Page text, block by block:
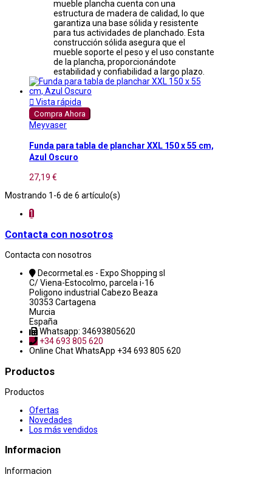
mueble plancha cuenta con una
estructura de madera de calidad, lo que
garantiza una base sólida y resistente
para tus actividades de planchado. Esta
construcción sólida asegura que el
mueble soporte el peso y el uso constante
de la plancha, proporcionándote
estabilidad y confiabilidad a largo plazo.
 Vista rápida
Compra Ahora
Meyvaser
Funda para tabla de planchar XXL 150 x 55 cm,
Azul Oscuro
27,19 €
Mostrando 1-6 de 6 artículo(s)
1
Contacta con nosotros
Contacta con nosotros
Decormetal.es - Expo Shopping sl
C/ Viena-Estocolmo, parcela i-16
Poligono industrial Cabezo Beaza
30353 Cartagena
Murcia
España
Whatsapp: 34693805620
+34 693 805 620
Online ChatWhatsApp +34 693 805 620
Productos
Productos
Ofertas
Novedades
Los más vendidos
Informacion
Informacion